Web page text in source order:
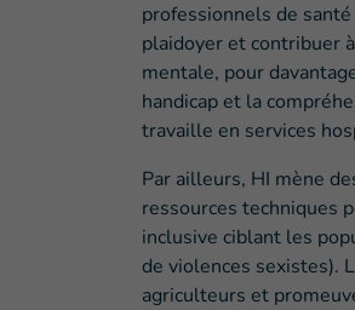
professionnels de
plaidoyer et contribuer
mentale, pour
handicap et la
travaille en services
Par ailleurs, HI mène
ressources techniques
inclusive ciblant les
de violences sexistes).
agriculteurs et